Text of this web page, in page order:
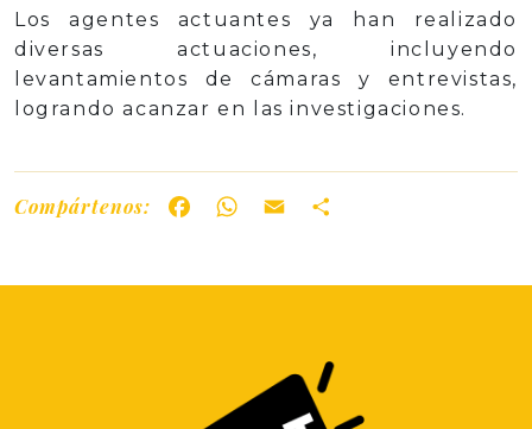
Los agentes actuantes ya han realizado
diversas actuaciones, incluyendo
levantamientos de cámaras y entrevistas,
logrando acanzar en las investigaciones.
Compártenos: FacebookWhatsApp
Email